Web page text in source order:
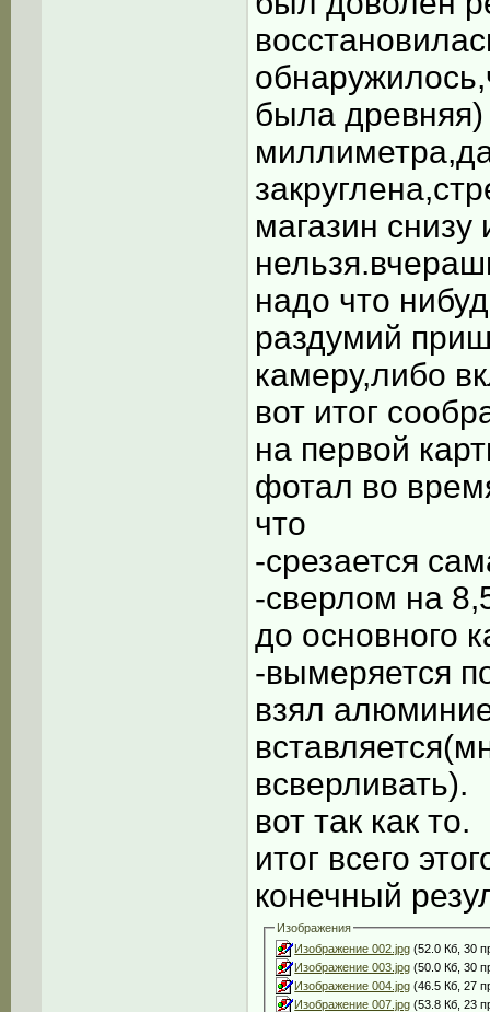
была
магазин
надо что
раздумий
камеру,либо
вот итог
на первой
фотал во
что
-срезается
-сверлом на
до основного
-вымеряется
взял
всверливать).
вот так как то.
итог всего
конечный
Изображения
Изображение 002.jpg (52.0 Кб, 30
Изображение 003.jpg (50.0 Кб, 30
Изображение 004.jpg (46.5 Кб, 27
Изображение 007.jpg (53.8 Кб, 23